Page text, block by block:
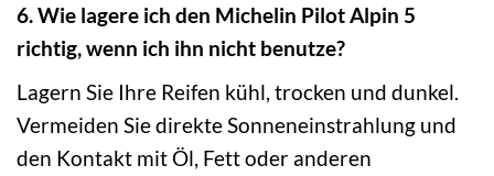
6. Wie lagere ich den Michelin Pilot Alpin 5
richtig, wenn ich ihn nicht benutze?
Lagern Sie Ihre Reifen kühl, trocken und dunkel.
Vermeiden Sie direkte Sonneneinstrahlung und
den Kontakt mit Öl, Fett oder anderen